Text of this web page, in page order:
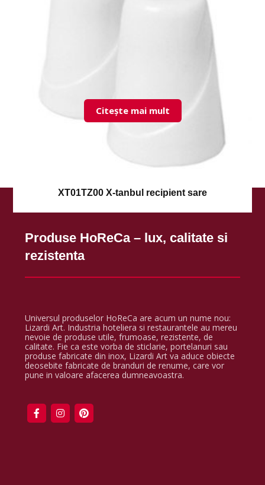
XT01TZ00 X-tanbul recipient sare
Citește mai mult
Produse HoReCa – lux, calitate si
rezistenta
Universul produselor HoReCa are acum un nume nou:
Lizardi Art. Industria hoteliera si restaurantele au mereu
nevoie de produse utile, frumoase, rezistente, de
calitate. Fie ca este vorba de sticlarie, portelanuri sau
produse fabricate din inox, Lizardi Art va aduce obiecte
deosebite fabricate de branduri de renume, care vor
pune in valoare afacerea dumneavoastra.